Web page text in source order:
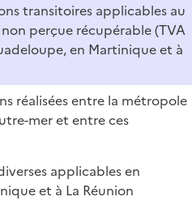
transitoires applicables au
perçue récupérable (TVA
en Martinique et à
réalisées entre la métropole
mer et entre ces
applicables en
et à La Réunion